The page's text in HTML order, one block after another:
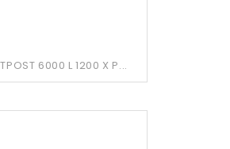
6000 L 1200 X P...